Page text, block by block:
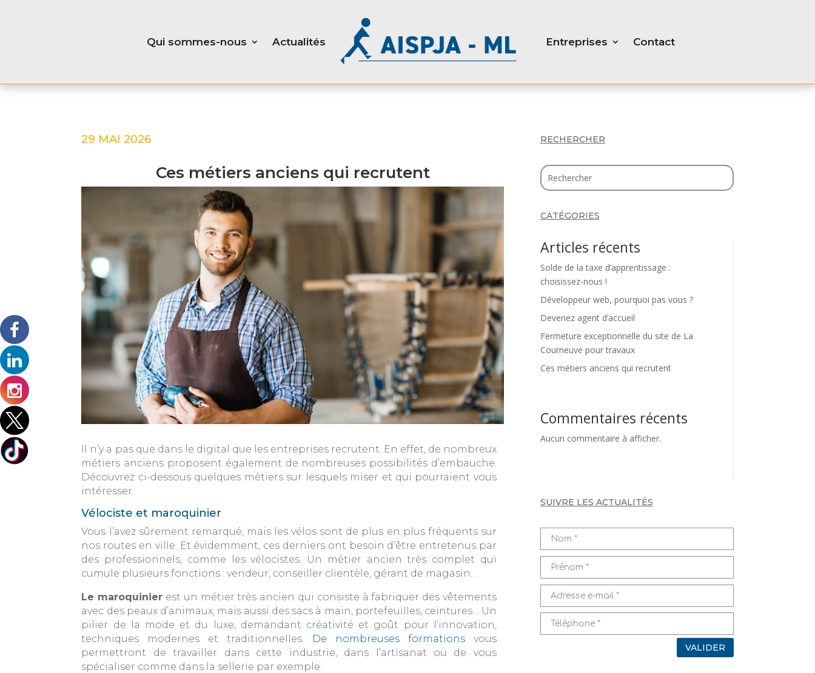
Qui sommes-nous Actualités Entreprises Contact
29 MAI 2026
Ces métiers anciens qui recrutent
Il n’y a pas que dans le digital que les entreprises recrutent. En effet, de nombreux
métiers anciens proposent également de nombreuses possibilités d’embauche.
Découvrez ci-dessous quelques métiers sur lesquels miser et qui pourraient vous
intéresser.
Vélociste et maroquinier
Vous l’avez sûrement remarqué, mais les vélos sont de plus en plus fréquents sur
nos routes en ville. Et évidemment, ces derniers ont besoin d’être entretenus par
des professionnels, comme les vélocistes. Un métier ancien très complet qui
cumule plusieurs fonctions : vendeur, conseiller clientèle, gérant de magasin…
Le maroquinier est un métier très ancien qui consiste à fabriquer des vêtements
avec des peaux d’animaux, mais aussi des sacs à main, portefeuilles, ceintures… Un
pilier de la mode et du luxe, demandant créativité et goût pour l’innovation,
techniques modernes et traditionnelles. De nombreuses formationsvous
permettront de travailler dans cette industrie, dans l’artisanat ou de vous
spécialiser comme dans la sellerie par exemple.
RECHERCHER
CATÉGORIES
Articles récents
Solde de la taxe d’apprentissage :
choisissez-nous !
Développeur web, pourquoi pas vous ?
Devenez agent d’accueil
Fermeture exceptionnelle du site de La
Courneuve pour travaux
Ces métiers anciens qui recrutent
Commentaires récents
Aucun commentaire à afficher.
SUIVRE LES ACTUALITÉS
VALIDER